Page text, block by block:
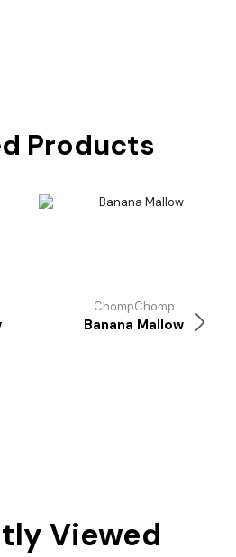
Products
ChompChomp
Banana Mallow
Viewed